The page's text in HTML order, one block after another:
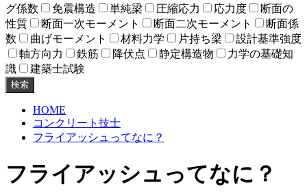
グ係数
免震構造 単純梁 圧縮応力 応力度
断面の
性質
断面一次モーメント 断面二次モーメント
断面係
数
曲げモーメント 材料力学 片持ち梁
設計基準強度
軸方向力
鉄筋 降伏点 静定構造物
力学の基礎知
識
建築士試験
検索
HOME
コンクリート技士
フライアッシュってなに？
フライアッシュってなに？